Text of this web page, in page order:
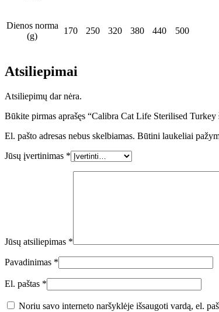
Dienos norma
(g)
170 250 320 380 440 500
Atsiliepimai
Atsiliepimų dar nėra.
Būkite pirmas aprašęs “Calibra Cat Life Sterilised
El. pašto adresas nebus skelbiamas. Būtini laukeliai
Jūsų įvertinimas *
Jūsų atsiliepimas *
Pavadinimas *
El. paštas *
Noriu savo interneto naršyklėje išsaugoti vardą, el.